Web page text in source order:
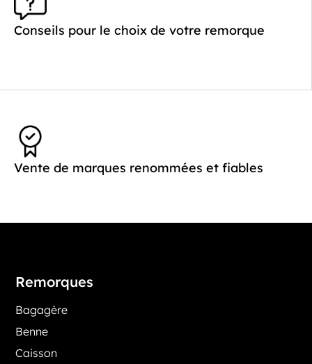
Conseils pour le choix de votre remorque
Vente de marques renommées et fiables
Remorques
Bagagère
Benne
Caisson